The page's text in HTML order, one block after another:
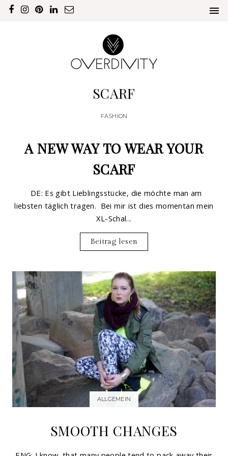
SCARF
FASHION
A NEW WAY TO WEAR YOUR
SCARF
DE: Es gibt Lieblingsstücke, die möchte man am
liebsten täglich tragen. Bei mir ist dies momentan mein
XL-Schal...
Beitrag lesen
ALLGEMEIN
SMOOTH CHANGES